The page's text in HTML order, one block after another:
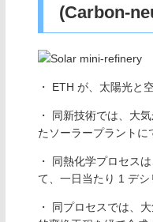
(Carbon-
・ ETH が、太陽光と
・ 同新技術では、大
たソーラープラントに
・ 同熱化学プロセス
て、一日当たり 1 デシ
・ 同プロセスでは、